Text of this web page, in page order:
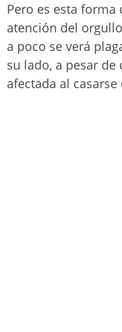
Pero es esta forma
atención del
a poco se verá
su lado, a pesar
afectada al casarse